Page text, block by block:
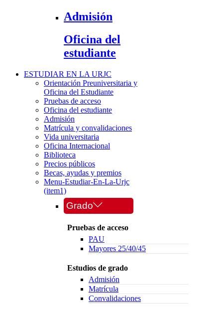
Admisión
Oficina del
estudiante
ESTUDIAR EN LA URJC
Orientación Preuniversitaria y
Oficina del Estudiante
Pruebas de acceso
Oficina del estudiante
Admisión
Matrícula y convalidaciones
Vida universitaria
Oficina Internacional
Biblioteca
Precios públicos
Becas, ayudas y premios
Menu-Estudiar-En-La-Urjc
(item1)
Grado
Pruebas de acceso
PAU
Mayores 25/40/45
Estudios de grado
Admisión
Matrícula
Convalidaciones